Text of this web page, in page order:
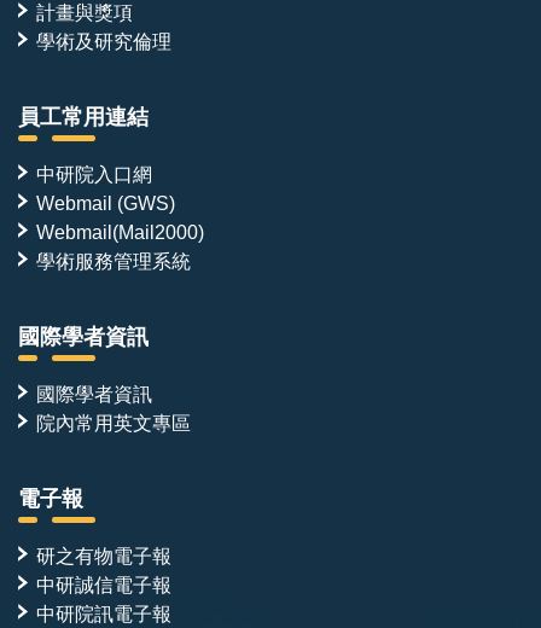
化重組—結構解析—細胞功能—疾病調控」的完整鏈
研究環境
實驗平台包括冷凍電子顯微鏡、蛋白質結晶學、AI 加速
之 NMR 數據收集與分析、HDX-MS、ITC/BLI，以及酵
母菌表面呈現（yeast surface display, YSD）篩選與親
Biology（2023）、JACS（2026）、Journal of
Biological Chemistry（2025）、Journal of Molecular
Biology（2023）與 Protein Science（2026）。
–2030）、人工智慧與蛋白質設計計畫（2025–
人），提供穩定的研究環境與多元的跨領域合作機會。
計畫與獎項
學術及研究倫理
員工常用連結
中研院入口網
Webmail (GWS)
Webmail(Mail2000)
學術服務管理系統
國際學者資訊
國際學者資訊
院內常用英文專區
電子報
研之有物電子報
中研誠信電子報
中研院訊電子報